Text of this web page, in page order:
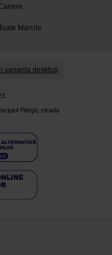
Marcile
varianta desktop
Piteşti, strada